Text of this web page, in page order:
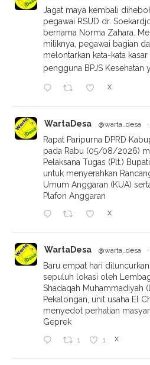
Jagat maya kembali
pegawai RSUD dr.
bernama Norma Zahara.
miliknya, pegawai bagian
melontarkan kata-kata
pengguna BPJS
X
WartaDesa @warta_desa ·
Rapat Paripurna DPRD
pada Rabu (05/08/2026)
Pelaksana Tugas (Plt.)
untuk menyerahkan
Umum Anggaran (KUA)
Plafon Anggaran
X
WartaDesa @warta_desa ·
Baru empat hari
sepuluh lokasi oleh
Shadaqah Muhammadiyah
Pekalongan, unit usaha El
menyedot perhatian
Geprek
1 1 X